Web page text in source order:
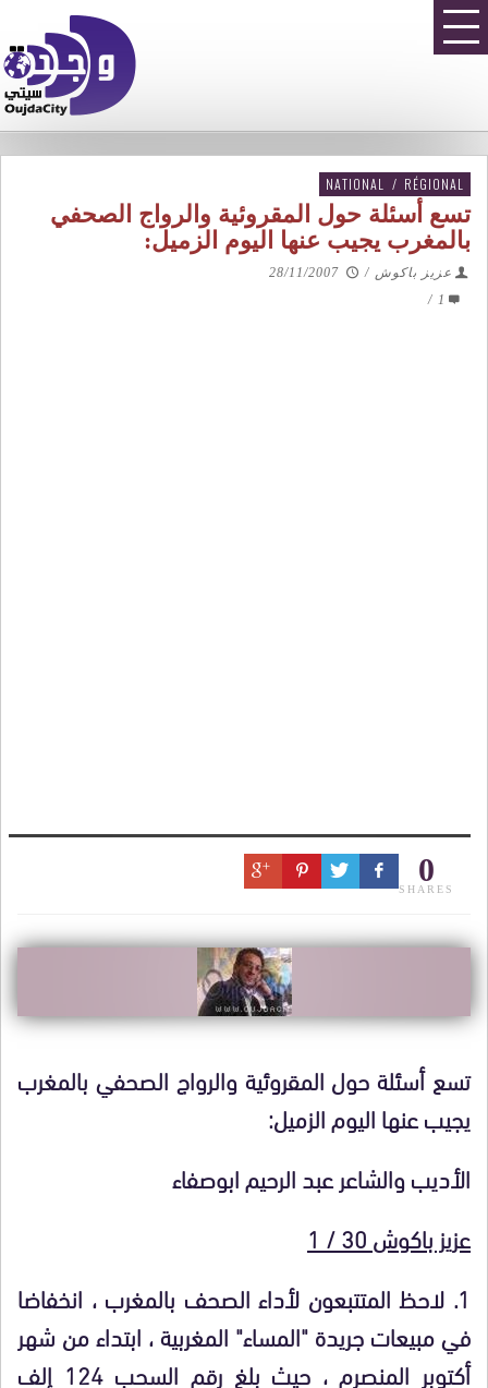
NATIONAL / RÉGIONAL
تسع أسئلة حول المقروئية والرواج الصحفي
بالمغرب يجيب عنها اليوم الزميل:
عزيز باكوش /
28/11/2007
1
/
0
SHARES
تسع أسئلة حول المقروئية والرواج الصحفي بالمغرب
يجيب عنها اليوم الزميل:
الأديب والشاعر عبد الرحيم ابوصفاء
عزيز باكوش 30 / 1
1. لاحظ المتتبعون لأداء الصحف بالمغرب ، انخفاضا
في مبيعات جريدة "المساء" المغربية ، ابتداء من شهر
أكتوبر المنصرم ، حيث بلغ رقم السحب 124 إلف